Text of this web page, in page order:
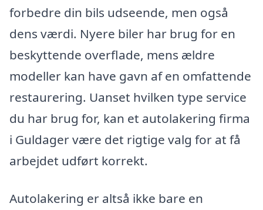
forbedre din bils udseende, men også
dens værdi. Nyere biler har brug for en
beskyttende overflade, mens ældre
modeller kan have gavn af en omfattende
restaurering. Uanset hvilken type service
du har brug for, kan et autolakering firma
i Guldager være det rigtige valg for at få
arbejdet udført korrekt.
Autolakering er altså ikke bare en